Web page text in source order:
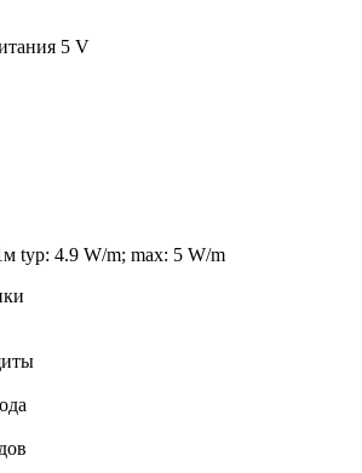
5 V
typ: 4.9 W/m; max: 5 W/m